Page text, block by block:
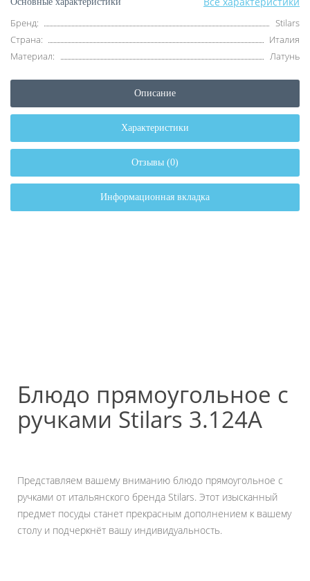
Бренд:
Stilars
Страна:
Италия
Материал:
Латунь
Описание
Характеристики
Отзывы (0)
Информационная вкладка
Блюдо прямоугольное с
ручками Stilars 3.124А
Представляем вашему вниманию блюдо прямоугольное с
ручками от итальянского бренда Stilars. Этот изысканный
предмет посуды станет прекрасным дополнением к вашему
столу и подчеркнёт вашу индивидуальность.